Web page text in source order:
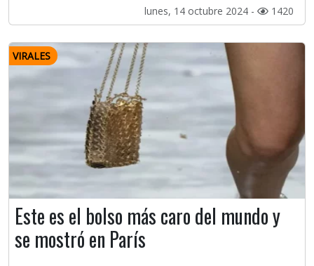
lunes, 14 octubre 2024 - 1420
VIRALES
Este es el bolso más caro del mundo y
se mostró en París